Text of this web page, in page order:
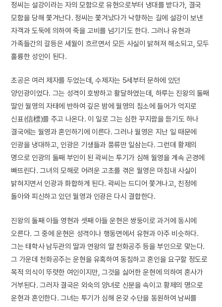
정씨는 설강이라는 자의 모함으로 유현으로부터 냉대를 받다가, 결국
모함을 당해 쫓겨난다. 정씨는 쫓겨났다가 낙향하는 길에 설강이 보낸
자객과 도둑에 의하여 죽을 고비를 넘기기도 한다. 그러나 유현과
가족들간의 갈등은 세월이 흐르면서 모든 사실이 밝혀져 해소되고, 모두
훌륭한 성인이 된다.
초공은 여러 제자를 두었는데, 수제자는 5세부터 문하에 있던
양인광이었다. 그는 성격이 호방하고 활달하였는데, 하루는 진왕의 둘째
딸인 월영의 자태에 반하여 깊은 밤에 월영의 침소에 들어가 억지로
신표(信標)를 주고 나온다. 이 일로 그는 심한 꾸지람을 듣기도 하나
결국에는 월영과 혼인하기에 이른다. 그러나 월영은 지난 일 때문에
인광을 냉대하고, 인광은 기생들과 풍류만 일삼는다. 그런데 황제의
명으로 인광의 둘째 부인이 된 곽씨는 투기가 심해 월영을 계속 곤경에
빠뜨린다. 그녀의 모해로 어려운 고초를 겪은 월영은 마침내 사실이
밝혀지면서 인광과 화합하게 된다. 곽씨는 드디어 쫓겨나고, 친정에
돌아와 피신하고 있던 월영과 인광은 다시 결합한다.
진왕의 둘째 아들 영현과 셋째 아들 운현은 쌍둥이로 과거에 동시에
오른다. 그 중에 운현은 성격이나 행동면에서 유현과 아주 비슷하다.
그는 태학사 남두관의 딸과 연왕의 딸 천화공주 등을 부인으로 맞는다.
그 가운데 천화공주는 운현을 유혹하여 동침하고 혼인을 요구할 정도로
목적 의식이 뚜렷한 여인이지만, 그것을 싫어한 운현에 의하여 혼사가
거부된다. 그러자 결국은 외숙의 양녀로 신분을 속이고 황제의 명으로
운현과 혼인한다. 그녀는 투기가 심해 온갖 수단을 동원하여 남씨를